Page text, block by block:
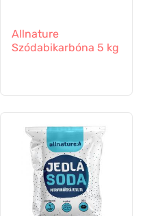
Allnature
Szódabikarbóna 5 kg